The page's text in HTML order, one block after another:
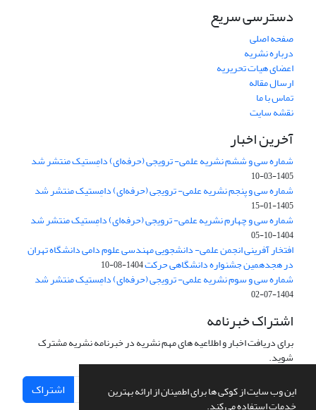
این وب سایت از کوکی ها برای اطمینان از ارائه بهترین
خدمات استفاده می کند.
دسترسی سریع
صفحه اصلی
درباره نشریه
اعضای هیات تحریریه
ارسال مقاله
تماس با ما
نقشه سایت
آخرین اخبار
شماره سی و ششم نشریه علمی- ترویجی (حرفه‌ای) دامِستیک منتشر شد
1405-03-10
شماره سی و پنجم نشریه علمی- ترویجی (حرفه‌ای) دامِستیک منتشر شد
1405-01-15
شماره سی و چهارم نشریه علمی- ترویجی (حرفه‌ای) دامِستیک منتشر شد
1404-10-05
افتخار آفرینی انجمن علمی- دانشجویی مهندسی علوم دامی دانشگاه تهران
در هجدهمین جشنواره دانشگاهی حرکت1404-08-10
شماره سی و سوم نشریه علمی- ترویجی (حرفه‌ای) دامِستیک منتشر شد
1404-07-02
اشتراک خبرنامه
برای دریافت اخبار و اطلاعیه های مهم نشریه در خبرنامه نشریه مشترک
شوید.
اشتراک